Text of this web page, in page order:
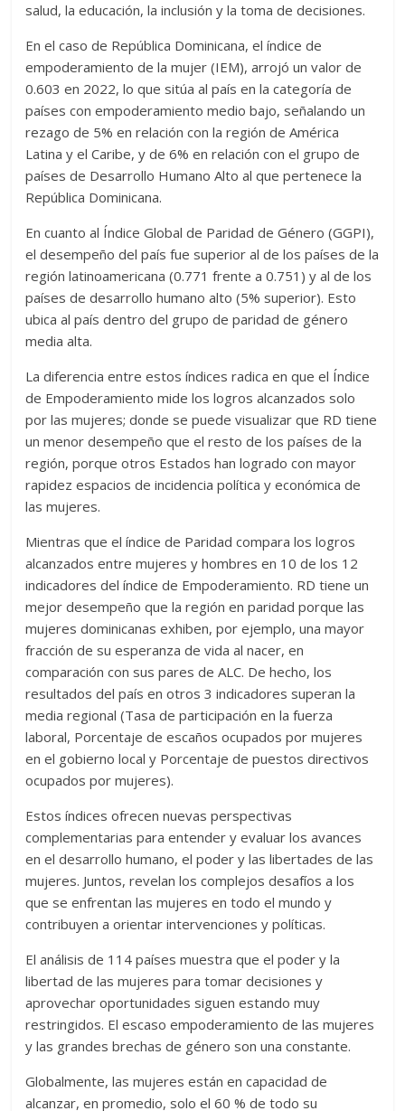
salud, la educación, la inclusión y la toma de decisiones.
En el caso de República Dominicana, el índice de
empoderamiento de la mujer (IEM), arrojó un valor de
0.603 en 2022, lo que sitúa al país en la categoría de
países con empoderamiento medio bajo, señalando un
rezago de 5% en relación con la región de América
Latina y el Caribe, y de 6% en relación con el grupo de
países de Desarrollo Humano Alto al que pertenece la
República Dominicana.
En cuanto al Índice Global de Paridad de Género (GGPI),
el desempeño del país fue superior al de los países de la
región latinoamericana (0.771 frente a 0.751) y al de los
países de desarrollo humano alto (5% superior). Esto
ubica al país dentro del grupo de paridad de género
media alta.
La diferencia entre estos índices radica en que el Índice
de Empoderamiento mide los logros alcanzados solo
por las mujeres; donde se puede visualizar que RD tiene
un menor desempeño que el resto de los países de la
región, porque otros Estados han logrado con mayor
rapidez espacios de incidencia política y económica de
las mujeres.
Mientras que el índice de Paridad compara los logros
alcanzados entre mujeres y hombres en 10 de los 12
indicadores del índice de Empoderamiento. RD tiene un
mejor desempeño que la región en paridad porque las
mujeres dominicanas exhiben, por ejemplo, una mayor
fracción de su esperanza de vida al nacer, en
comparación con sus pares de ALC. De hecho, los
resultados del país en otros 3 indicadores superan la
media regional (Tasa de participación en la fuerza
laboral, Porcentaje de escaños ocupados por mujeres
en el gobierno local y Porcentaje de puestos directivos
ocupados por mujeres).
Estos índices ofrecen nuevas perspectivas
complementarias para entender y evaluar los avances
en el desarrollo humano, el poder y las libertades de las
mujeres. Juntos, revelan los complejos desafíos a los
que se enfrentan las mujeres en todo el mundo y
contribuyen a orientar intervenciones y políticas.
El análisis de 114 países muestra que el poder y la
libertad de las mujeres para tomar decisiones y
aprovechar oportunidades siguen estando muy
restringidos. El escaso empoderamiento de las mujeres
y las grandes brechas de género son una constante.
Globalmente, las mujeres están en capacidad de
alcanzar, en promedio, solo el 60 % de todo su